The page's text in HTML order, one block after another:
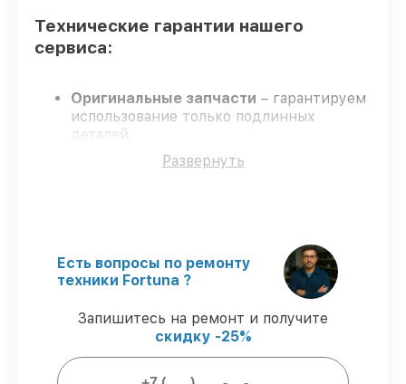
Технические гарантии нашего
сервиса:
Оригинальные запчасти – гарантируем
использование только подлинных
деталей.
Квалифицированные инженеры
каждого сотрудника проверенная
– все работы с
соблюдением гарантийных обязательств.
Что гарантирует сервис при
восстановлении:
Развернуть
Есть вопросы по ремонту
техники Fortuna ?
Запишитесь на ремонт и получите
скидку -25%